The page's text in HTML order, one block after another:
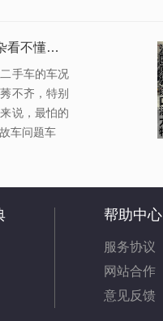
车况太复杂看不懂？想挑好车这么做
手车的车况
不齐，特别
说，最怕的
车问题车
帮助中心
服务协议
网站合作
意见反馈